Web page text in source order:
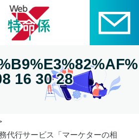
16 30 28
代行サービス「マーケターの相